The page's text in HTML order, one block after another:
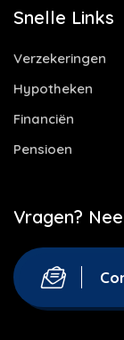
Snelle Links
Verzekeringen
Hypotheken
Financiën
Pensioen
Vragen?